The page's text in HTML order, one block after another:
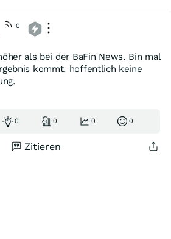
0
als bei der BaFin News. Bin mal
kommt. hoffentlich keine
0 0 0 0
Zitieren